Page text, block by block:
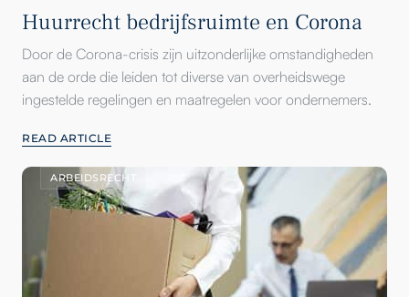
Huurrecht bedrijfsruimte en Corona
Door de Corona-crisis zijn uitzonderlijke omstandigheden
aan de orde die leiden tot diverse van overheidswege
ingestelde regelingen en maatregelen voor ondernemers.
READ ARTICLE
ARBEIDSRECHT